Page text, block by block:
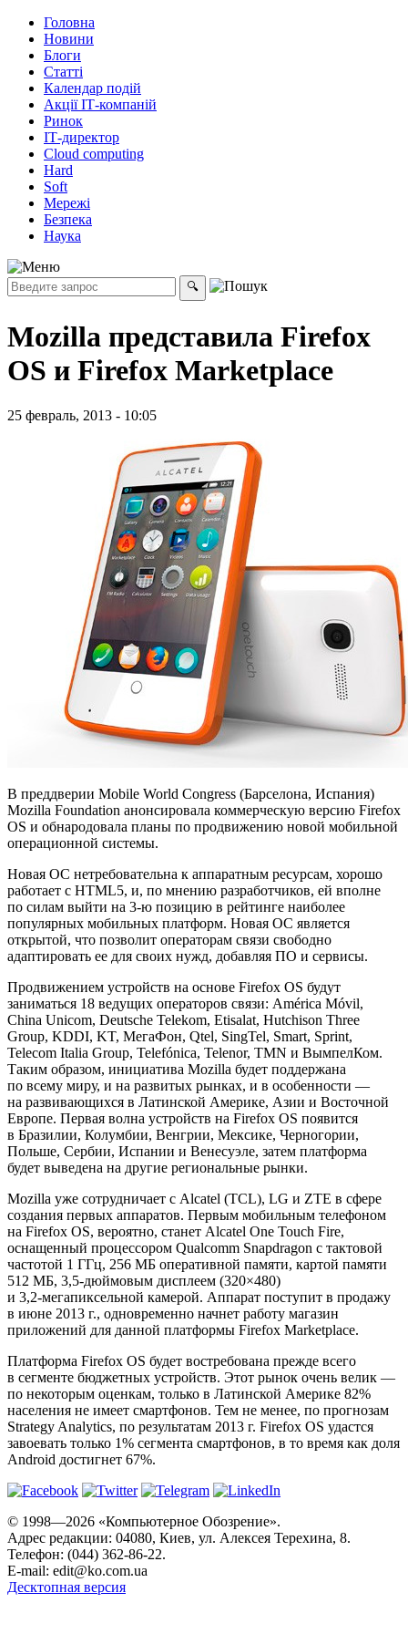
Головна
Новини
Блоги
Статті
Календар подій
Акції ІТ-компаній
Ринок
ІТ-директор
Cloud computing
Hard
Soft
Мережі
Безпека
Наука
Mozilla представила Firefox
OS и Firefox Marketplace
25 февраль, 2013 - 10:05
В преддверии Mobile World Congress (Барселона, Испания)
Mozilla Foundation анонсировала коммерческую версию Firefox
OS и обнародовала планы по продвижению новой мобильной
операционной системы.
Новая ОС нетребовательна к аппаратным ресурсам, хорошо
работает с HTML5, и, по мнению разработчиков, ей вполне
по силам выйти на 3-ю позицию в рейтинге наиболее
популярных мобильных платформ. Новая ОС является
открытой, что позволит операторам связи свободно
адаптировать ее для своих нужд, добавляя ПО и сервисы.
Продвижением устройств на основе Firefox OS будут
заниматься 18 ведущих операторов связи: América Móvil,
China Unicom, Deutsche Telekom, Etisalat, Hutchison Three
Group, KDDI, KT, МегаФон, Qtel, SingTel, Smart, Sprint,
Telecom Italia Group, Telefónica, Telenor, TMN и ВымпелКом.
Таким образом, инициатива Mozilla будет поддержана
по всему миру, и на развитых рынках, и в особенности —
на развивающихся в Латинской Америке, Азии и Восточной
Европе. Первая волна устройств на Firefox OS появится
в Бразилии, Колумбии, Венгрии, Мексике, Черногории,
Польше, Сербии, Испании и Венесуэле, затем платформа
будет выведена на другие региональные рынки.
Mozilla уже сотрудничает с Alcatel (TCL), LG и ZTE в сфере
создания первых аппаратов. Первым мобильным телефоном
на Firefox OS, вероятно, станет Alcatel One Touch Fire,
оснащенный процессором Qualcomm Snapdragon с тактовой
частотой 1 ГГц, 256 МБ оперативной памяти, картой памяти
512 МБ, 3,5-дюймовым дисплеем (320×480)
и 3,2-мегапиксельной камерой. Аппарат поступит в продажу
в июне 2013 г., одновременно начнет работу магазин
приложений для данной платформы Firefox Marketplace.
Платформа Firefox OS будет востребована прежде всего
в сегменте бюджетных устройств. Этот рынок очень велик —
по некоторым оценкам, только в Латинской Америке 82%
населения не имеет смартфонов. Тем не менее, по прогнозам
Strategy Analytics, по результатам 2013 г. Firefox OS удастся
завоевать только 1% сегмента смартфонов, в то время как доля
Android достигнет 67%.
© 1998—2026 «Компьютерное Обозрение».
Адрес редакции: 04080, Киев, ул. Алексея Терехина, 8.
Телефон: (044) 362-86-22.
E-mail: edit@ko.com.ua
Десктопная версия